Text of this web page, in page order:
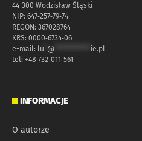
44-300 Wodzisław Śląski
NIP: 647‑257‑79‑74
REGON: 367028764
KRS: 0000‑6734‑06
e-mail: lu @
ie.pl
tel: +48 732‑011‑561
INFORMACJE
O autorze